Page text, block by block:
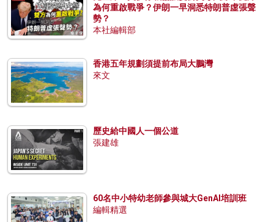
為何重啟戰爭？伊朗一早洞悉特朗普虛張聲
勢？
本社編輯部
香港五年規劃須提前布局大鵬灣
來文
歷史給中國人一個公道
張建雄
60名中小特幼老師參與城大GenAI培訓班
編輯精選